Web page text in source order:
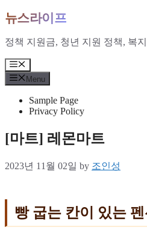
Skip
to
content
뉴스라이프
정책 지원금, 청년 지원 정책, 복
Menu
Menu
Sample Page
Privacy Policy
[마트] 레몬마트
2023년 11월 02일 by 조인성
빵 굽는 칸이 있는